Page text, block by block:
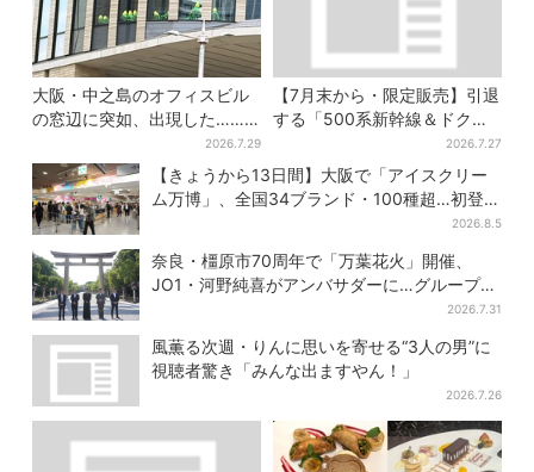
大阪・中之島のオフィスビル
の窓辺に突如、出現した……
巨大インコ「何かいる」「朝
からビビった」、その正体と
は？
2026.7.29
【7月末から・限定販売】引退
する「500系新幹線＆ドクタ
ーイエロー」×人気ドーナツ店
がコラボ、手土産の切り札に
も
2026.7.27
【きょうから13日間】大阪で「アイスクリー
ム万博」、全国34ブランド・100種超…初登場
2026.8.5
奈良・橿原市70周年で「万葉花火」開催、
JO1・河野純喜がアンバサダーに…グループ楽
2026.7.31
風薫る次週・りんに思いを寄せる“3人の男”に
視聴者驚き「みんな出ますやん！」
2026.7.26